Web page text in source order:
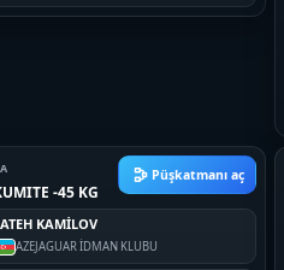
-45 KG
Püşkatmanı aç
KAMİLOV
AZEJAGUAR İDMAN KLUBU